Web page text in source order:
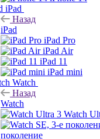
iPad
Назад
iPad
iPad Pro
iPad Air
iPad 11
iPad mini
Watch
Назад
Watch
Watch
поколение